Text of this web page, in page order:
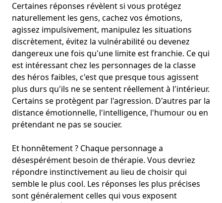
Certaines réponses révèlent si vous protégez
naturellement les gens, cachez vos émotions,
agissez impulsivement, manipulez les situations
discrètement, évitez la vulnérabilité ou devenez
dangereux une fois qu'une limite est franchie. Ce qui
est intéressant chez les personnages de la classe
des héros faibles, c'est que presque tous agissent
plus durs qu'ils ne se sentent réellement à l'intérieur.
Certains se protègent par l'agression. D'autres par la
distance émotionnelle, l'intelligence, l'humour ou en
prétendant ne pas se soucier.
Et honnêtement ? Chaque personnage a
désespérément besoin de thérapie. Vous devriez
répondre instinctivement au lieu de choisir qui
semble le plus cool. Les réponses les plus précises
sont généralement celles qui vous exposent